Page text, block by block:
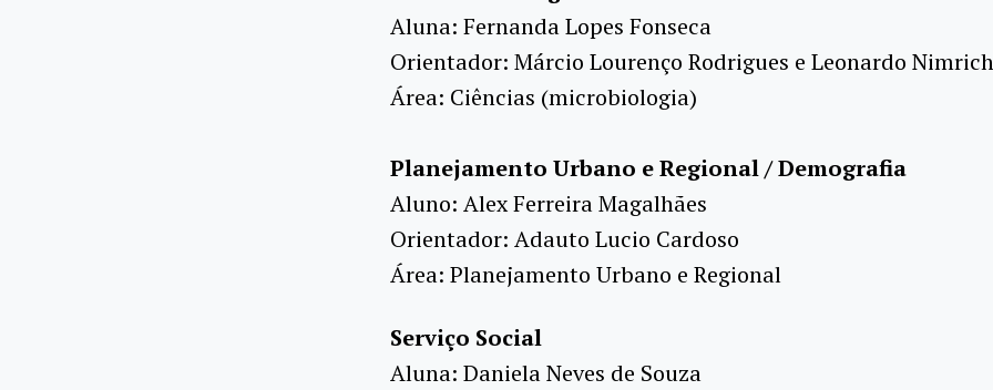
Aluna: Fernanda Lopes Fonseca
Orientador: Márcio Lourenço Rodrigues e Leonardo
Área: Ciências (microbiologia)
Planejamento Urbano e Regional / Demografia
Aluno: Alex Ferreira Magalhães
Orientador: Adauto Lucio Cardoso
Área: Planejamento Urbano e Regional
Serviço Social
Aluna: Daniela Neves de Souza